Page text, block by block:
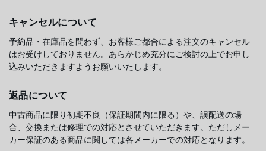
キャンセルについて
予約品・在庫品を問わず、お客様ご都合による注文のキャンセル
はお受けしておりません。あらかじめ充分にご検討の上でお申し
込みいただきますようお願いいたします。
返品について
中古商品に限り初期不良（保証期間内に限る）や、誤配送の場
合、交換または修理での対応とさせていただきます。ただしメー
カー保証のある商品に関しては各メーカーでの対応となります。